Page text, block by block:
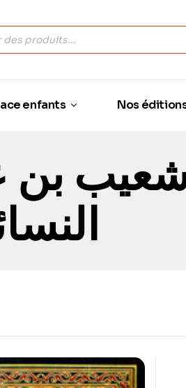
enfants Nos
بن